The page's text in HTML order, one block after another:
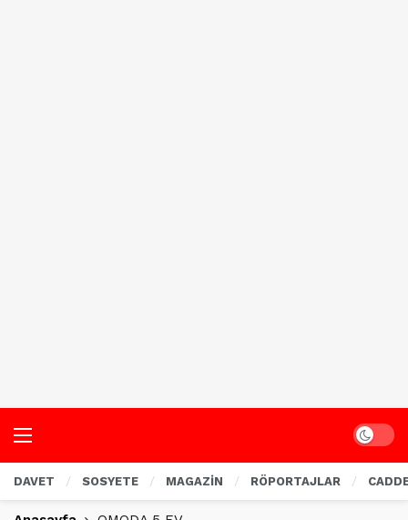
Dark
DAVET SOSYETE MAGAZİN RÖPORTAJLAR